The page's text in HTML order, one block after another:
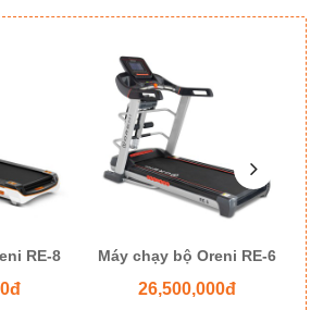
RE-8 Máy chạy bộ Oreni RE-6
26,500,000đ